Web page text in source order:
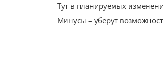
Тут в планируемых
Минусы – уберут